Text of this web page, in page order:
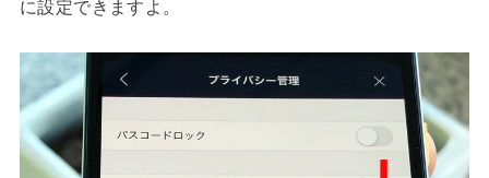
に設定できますよ。